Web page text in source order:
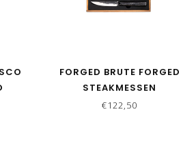
FORGED BRUTE FORGED
STEAKMESSEN
€122,50